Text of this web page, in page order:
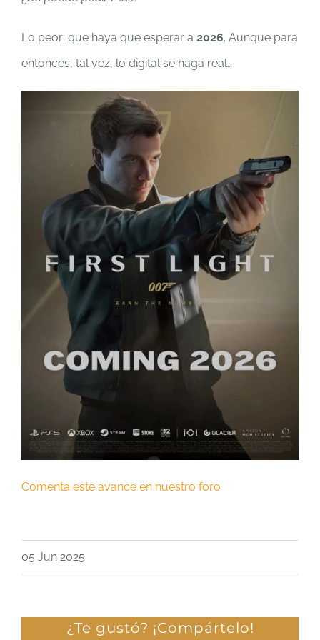
Lo peor: que haya que esperar a 2026. Aunque para
entonces, tal vez, lo digital se haga real…
Comenta este avance en nuestro foro
05 Jun 2025
¿Te gustó? ¡Compártelo!